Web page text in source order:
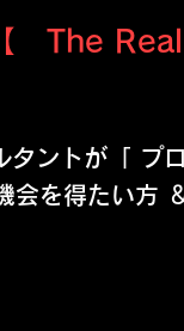
【 The
タントが「 プ
会を得たい方